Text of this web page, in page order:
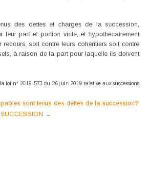
des dettes et charges de la succession,
leur part et portion virile, et hypothécairement
recours, soit contre leurs cohéritiers soit contre
à raison de la part pour laquelle ils doivent
loi n° 2019-573 du 26 juin 2019 relative aux successions
sont tenus des dettes de la succession?
→